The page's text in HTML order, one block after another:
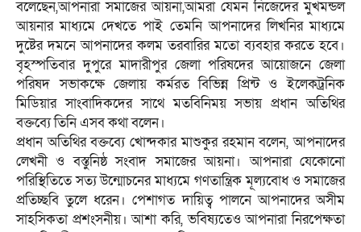
বলেছেন,আপনারা সমাজের আয়না,আমরা যেমন নিজেদের মুখমন্ডল
আয়নার মাধ্যমে দেখতে পাই তেমনি আপনাদের লিখনির মাধ্যমে
দুষ্টের দমনে আপনাদের কলম তরবারির মতো ব্যবহার করতে হবে।
বৃহস্পতিবার দুপুরে মাদারীপুর জেলা পরিষদের আয়োজনে জেলা
পরিষদ সভাকক্ষে জেলায় কর্মরত বিভিন্ন প্রিন্ট ও ইলেকট্রনিক
মিডিয়ার সাংবাদিকদের সাথে মতবিনিময় সভায় প্রধান অতিথির
বক্তব্যে তিনি এসব কথা বলেন।
প্রধান অতিথির বক্তব্যে খোন্দকার মাশুকুর রহমান বলেন, আপনাদের
লেখনী ও বস্তুনিষ্ঠ সংবাদ সমাজের আয়না। আপনারা যেকোনো
পরিস্থিতিতে সত্য উন্মোচনের মাধ্যমে গণতান্ত্রিক মূল্যবোধ ও সমাজের
প্রতিচ্ছবি তুলে ধরেন। পেশাগত দায়িত্ব পালনে আপনাদের অসীম
সাহসিকতা প্রশংসনীয়। আশা করি, ভবিষ্যতেও আপনারা নিরপেক্ষতা